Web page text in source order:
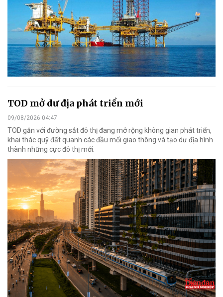
TOD mở dư địa phát triển mới
09/08/2026 04:47
TOD gắn với đường sắt đô thị đang mở rộng không gian phát triển,
khai thác quỹ đất quanh các đầu mối giao thông và tạo dư địa hình
thành những cực đô thị mới.